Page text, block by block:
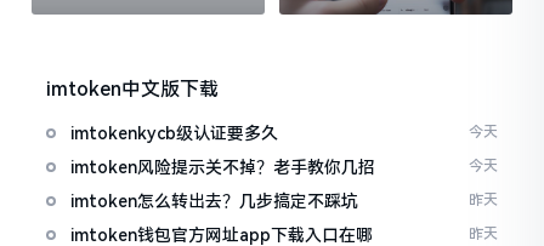
imtoken中文版下载
imtokenkycb级认证要多久 今天
imtoken风险提示关不掉？老手教你几招 今天
imtoken怎么转出去？几步搞定不踩坑 昨天
imtoken钱包官方网址app下载入口在哪 昨天